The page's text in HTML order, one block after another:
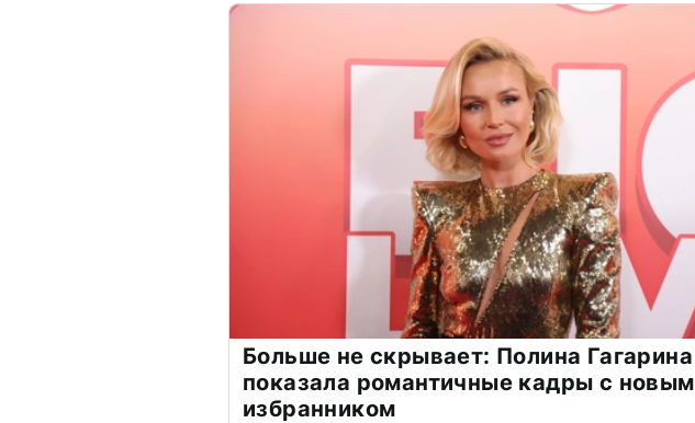
Больше не скрывает: Полина Гагарина
показала романтичные кадры с новым
избранником